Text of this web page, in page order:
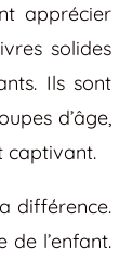
apprécier
solides
Ils sont
d’âge,
captivant.
différence.
de l’enfant.